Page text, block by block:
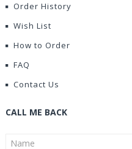
Order History
Wish List
How to Order
FAQ
Contact Us
CALL ME BACK